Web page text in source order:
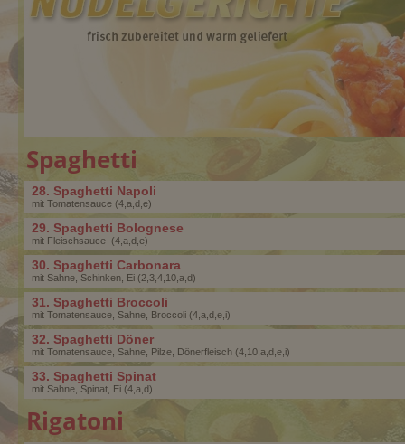
Spaghetti
28. Spaghetti Napoli
mit Tomatensauce (4,a,d,e)
29. Spaghetti Bolognese
mit Fleischsauce (4,a,d,e)
30. Spaghetti Carbonara
mit Sahne, Schinken, Ei (2,3,4,10,a,d)
31. Spaghetti Broccoli
mit Tomatensauce, Sahne, Broccoli (4,a,d,e,i)
32. Spaghetti Döner
mit Tomatensauce, Sahne, Pilze, Dönerfleisch (4,10,a,d,e,i)
33. Spaghetti Spinat
mit Sahne, Spinat, Ei (4,a,d)
Rigatoni